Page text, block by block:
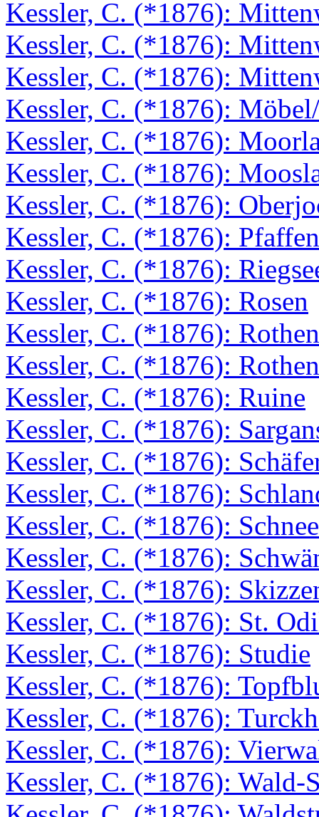
Kessler, C. (*1876):
Kessler, C. (*1876):
Kessler, C. (*1876):
Kessler, C. (*1876):
Kessler, C. (*1876):
Kessler, C. (*1876):
Kessler, C. (*1876):
Kessler, C. (*1876):
Kessler, C. (*1876):
Kessler, C. (*1876): Rosen
Kessler, C. (*1876):
Kessler, C. (*1876):
Kessler, C. (*1876): Ruine
Kessler, C. (*1876):
Kessler, C. (*1876):
Kessler, C. (*1876):
Kessler, C. (*1876):
Kessler, C. (*1876):
Kessler, C. (*1876):
Kessler, C. (*1876): St.
Kessler, C. (*1876): Studie
Kessler, C. (*1876):
Kessler, C. (*1876):
Kessler, C. (*1876):
Kessler, C. (*1876):